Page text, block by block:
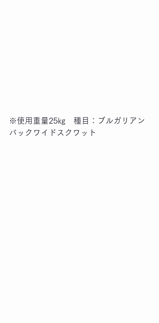
※使用重量25㎏　種目：ブルガリアン
バックワイドスクワット